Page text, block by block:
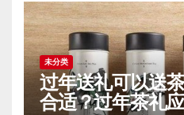
未分类
过年送礼可以送
合适？过年茶礼